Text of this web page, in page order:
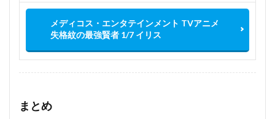
メディコス・エンタテインメント TVアニメ
失格紋の最強賢者 1/7 イリス
まとめ